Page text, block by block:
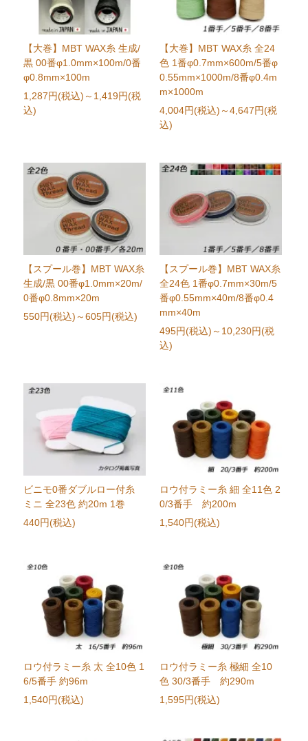
【大巻】MBT WAX糸 生成/
黒 00番φ1.0mm×100m/0番
φ0.8mm×100m
1,287円(税込) ～1,419円(税
込)
【大巻】MBT WAX糸 全24
色 1番φ0.7mm×600m/5番φ
0.55mm×1000m/8番φ0.4m
m×1000m
4,004円(税込) ～4,647円(税
込)
【スプール巻】MBT WAX糸
生成/黒 00番φ1.0mm×20m/
0番φ0.8mm×20m
550円(税込) ～605円(税込)
【スプール巻】MBT WAX糸
全24色 1番φ0.7mm×30m/5
番φ0.55mm×40m/8番φ0.4
mm×40m
495円(税込) ～10,230円(税
込)
ビニモ0番ダブルロー付糸
ミニ 全23色 約20m 1巻
440円(税込)
ロウ付ラミー糸 細 全11色 2
0/3番手 約200m
1,540円(税込)
ロウ付ラミー糸 太 全10色 1
6/5番手 約96m
1,540円(税込)
ロウ付ラミー糸 極細 全10
色 30/3番手 約290m
1,595円(税込)